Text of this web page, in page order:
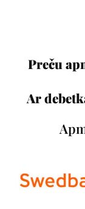
Preču
Ar